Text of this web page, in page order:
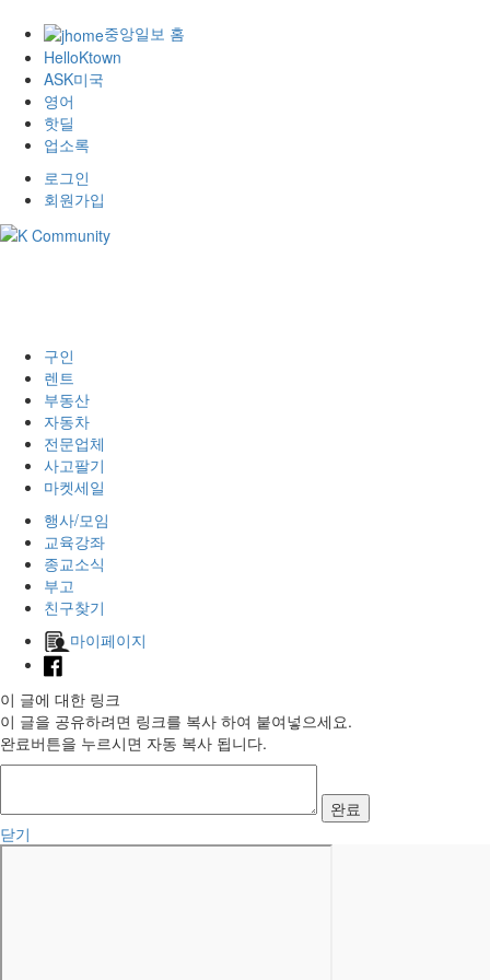
중앙일보 홈
HelloKtown
ASK미국
영어
핫딜
업소록
로그인
회원가입
구인
렌트
부동산
자동차
전문업체
사고팔기
마켓세일
행사/모임
교육강좌
종교소식
부고
친구찾기
마이페이지
이 글에 대한 링크
이 글을 공유하려면 링크를 복사 하여 붙여넣으세요.
완료버튼을 누르시면 자동 복사 됩니다.
완료
닫기